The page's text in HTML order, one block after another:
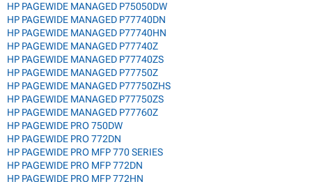
HP PAGEWIDE MANAGED P75050DW
HP PAGEWIDE MANAGED P77740DN
HP PAGEWIDE MANAGED P77740HN
HP PAGEWIDE MANAGED P77740Z
HP PAGEWIDE MANAGED P77740ZS
HP PAGEWIDE MANAGED P77750Z
HP PAGEWIDE MANAGED P77750ZHS
HP PAGEWIDE MANAGED P77750ZS
HP PAGEWIDE MANAGED P77760Z
HP PAGEWIDE PRO 750DW
HP PAGEWIDE PRO 772DN
HP PAGEWIDE PRO MFP 770 SERIES
HP PAGEWIDE PRO MFP 772DN
HP PAGEWIDE PRO MFP 772HN